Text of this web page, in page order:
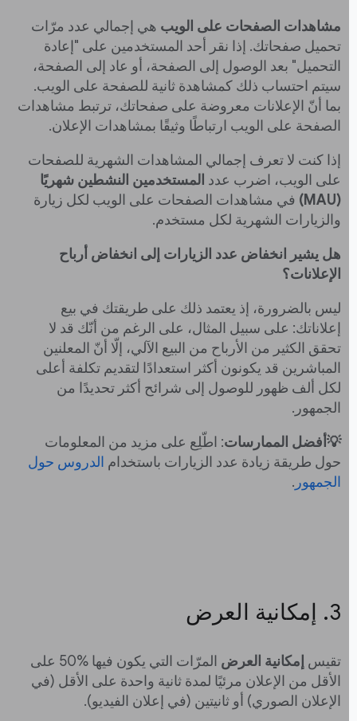
مشاهدات الصفحات على الويبهي إجمالي عدد مرّات
تحميل صفحاتك. إذا نقر أحد المستخدمين على "إعادة
التحميل" بعد الوصول إلى الصفحة، أو عاد إلى الصفحة،
سيتم احتساب ذلك كمشاهدة ثانية للصفحة على الويب.
بما أنّ الإعلانات معروضة على صفحاتك، ترتبط مشاهدات
الصفحة على الويب ارتباطًا وثيقًا بمشاهدات الإعلان.
إذا كنت لا تعرف إجمالي المشاهدات الشهرية للصفحات
على الويب، اضرب عددالمستخدمين النشطين شهريًا
في مشاهدات الصفحات على الويب لكل زيارة
والزيارات الشهرية لكل مستخدم.
هل يشير انخفاض عدد الزيارات إلى انخفاض أرباح
الإعلانات؟
ليس بالضرورة، إذ يعتمد ذلك على طريقتك في بيع
إعلاناتك: على سبيل المثال، على الرغم من أنّك قد لا
تحقق الكثير من الأرباح من البيع الآلي، إلّا أنّ المعلنين
المباشرين قد يكونون أكثر استعدادًا لتقديم تكلفة أعلى
لكل ألف ظهور للوصول إلى شرائح أكثر تحديدًا من
الجمهور.
💡أفضل الممارسات: اطّلِع على مزيد من المعلومات
حول طريقة زيادة عدد الزيارات باستخدامالدروس حول
الجمهور.
‫3. إمكانية العرض
تقيس إمكانية العرض
المرّات التي يكون فيها ‎50% على
الأقل من الإعلان مرئيًا لمدة ثانية واحدة على الأقل (في
الإعلان الصوري) أو ثانيتين (في إعلان الفيديو).